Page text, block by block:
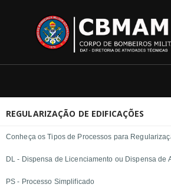
REGULARIZAÇÃO DE EDIFICAÇÕES
Conheça os Tipos de Processos para
DL - Dispensa de Licenciamento ou Dispensa de
PS - Processo Simplificado